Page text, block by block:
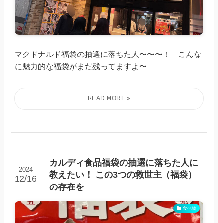
マクドナルド福袋の抽選に落ちた人〜〜〜！ こんな
に魅力的な福袋がまだ残ってますよ〜
カルディ食品福袋の抽選に落ちた人に
教えたい！ この3つの救世主（福袋）
の存在を
2024
12/16
食べ物